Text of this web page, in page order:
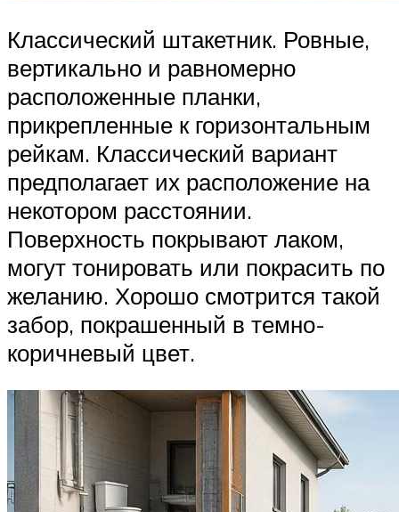
Классический штакетник. Ровные,
вертикально и равномерно
расположенные планки,
прикрепленные к горизонтальным
рейкам. Классический вариант
предполагает их расположение на
некотором расстоянии.
Поверхность покрывают лаком,
могут тонировать или покрасить по
желанию. Хорошо смотрится такой
забор, покрашенный в темно-
коричневый цвет.